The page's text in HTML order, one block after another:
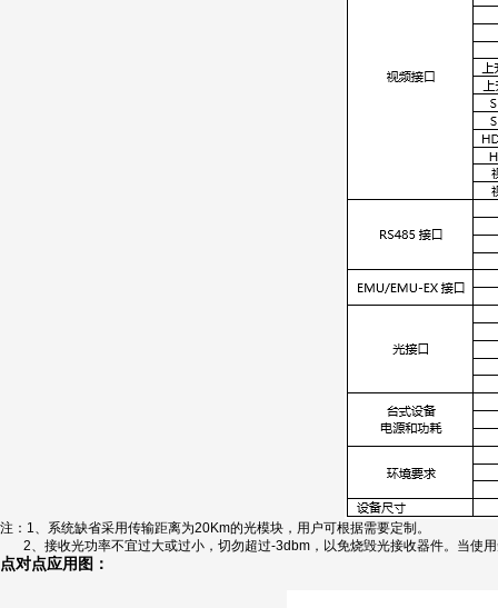
注： 1、系统缺省采用传输距离为20Km的光模块，用户可根据需要定制。
2、 接收光功率不宜过大或过小，切勿超过-3dbm ，以免烧毁光接收器件。当使
点对点应用图：